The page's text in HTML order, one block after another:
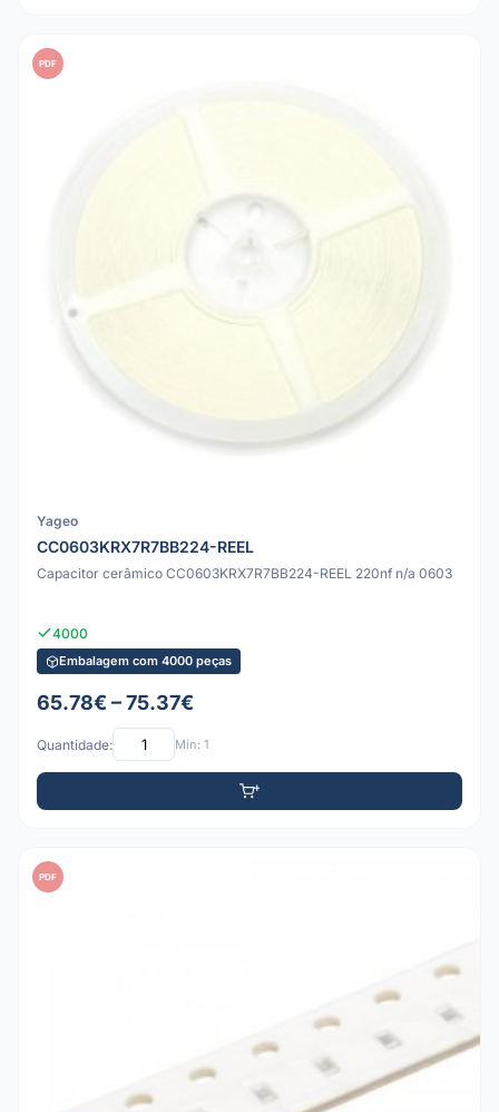
PDF
Yageo
CC0603KRX7R7BB224-REEL
Capacitor cerâmico CC0603KRX7R7BB224-REEL 220nf n/a 0603
4000
Embalagem com 4000 peças
65.78€ – 75.37€
Quantidade: Mín: 1
PDF